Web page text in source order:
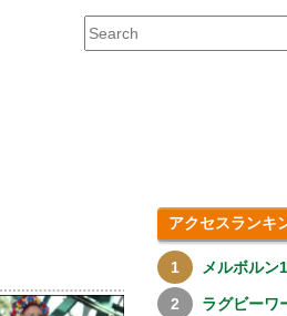
アクセスランキ
メルボルン
ラグビーワ